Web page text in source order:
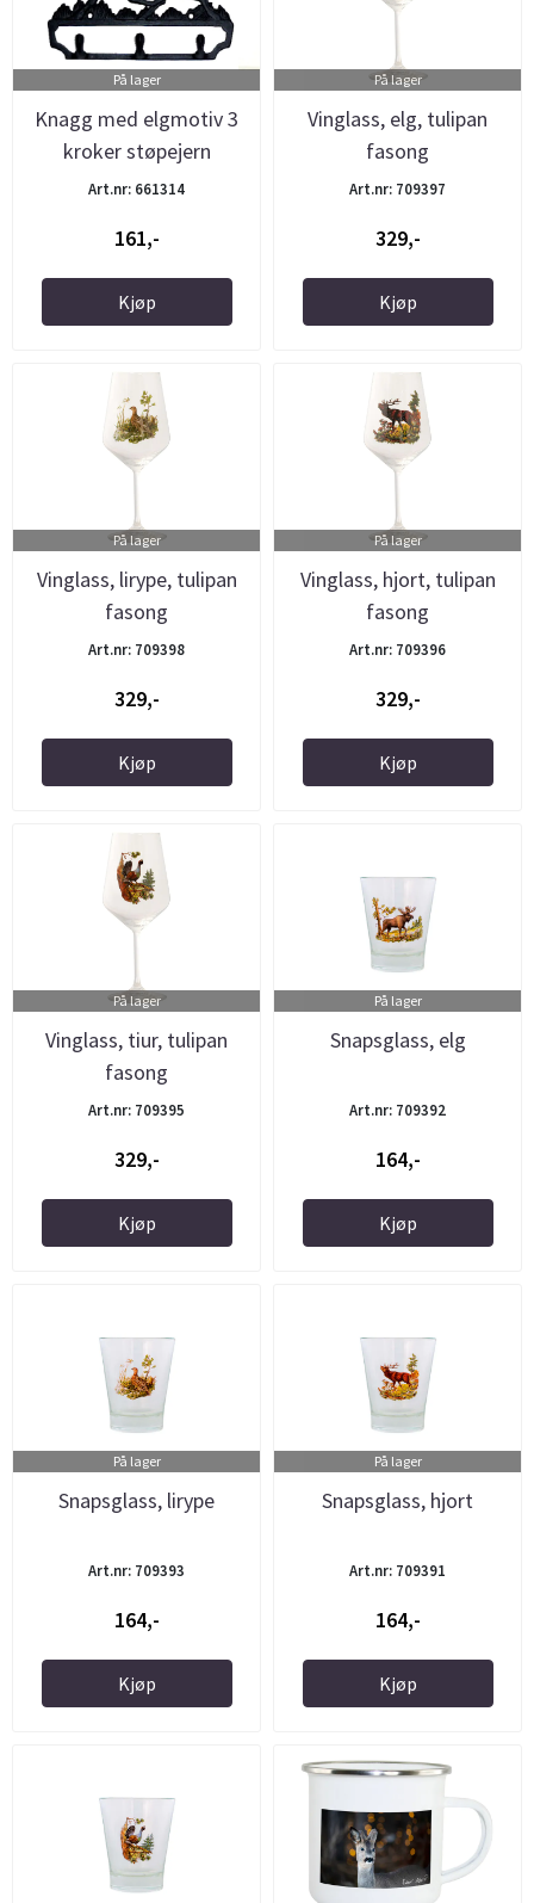
På lager
Knagg med elgmotiv 3
kroker støpejern
Art.nr: 661314
161,-
Kjøp
På lager
Vinglass, elg, tulipan
fasong
Art.nr: 709397
329,-
Kjøp
På lager
Vinglass, lirype, tulipan
fasong
Art.nr: 709398
329,-
Kjøp
På lager
Vinglass, hjort, tulipan
fasong
Art.nr: 709396
329,-
Kjøp
På lager
Vinglass, tiur, tulipan
fasong
Art.nr: 709395
329,-
Kjøp
På lager
Snapsglass, elg
Art.nr: 709392
164,-
Kjøp
På lager
Snapsglass, lirype
Art.nr: 709393
164,-
Kjøp
På lager
Snapsglass, hjort
Art.nr: 709391
164,-
Kjøp